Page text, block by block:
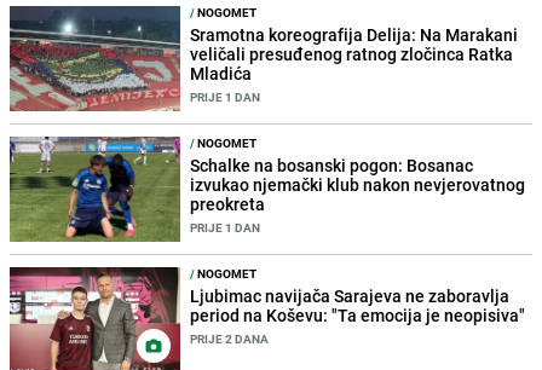
/NOGOMET
Sramotna koreografija Delija: Na Marakani
veličali presuđenog ratnog zločinca Ratka
Mladića
PRIJE 1 DAN
/NOGOMET
Schalke na bosanski pogon: Bosanac
izvukao njemački klub nakon nevjerovatnog
preokreta
PRIJE 1 DAN
/NOGOMET
Ljubimac navijača Sarajeva ne zaboravlja
period na Koševu: "Ta emocija je neopisiva"
PRIJE 2 DANA